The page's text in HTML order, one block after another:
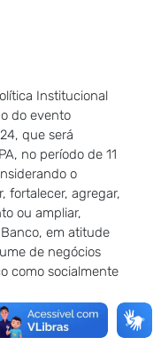
Institucional
do evento
que será
no período de 11
o
fortalecer, agregar,
ou ampliar,
em atitude
de negócios
como socialmente